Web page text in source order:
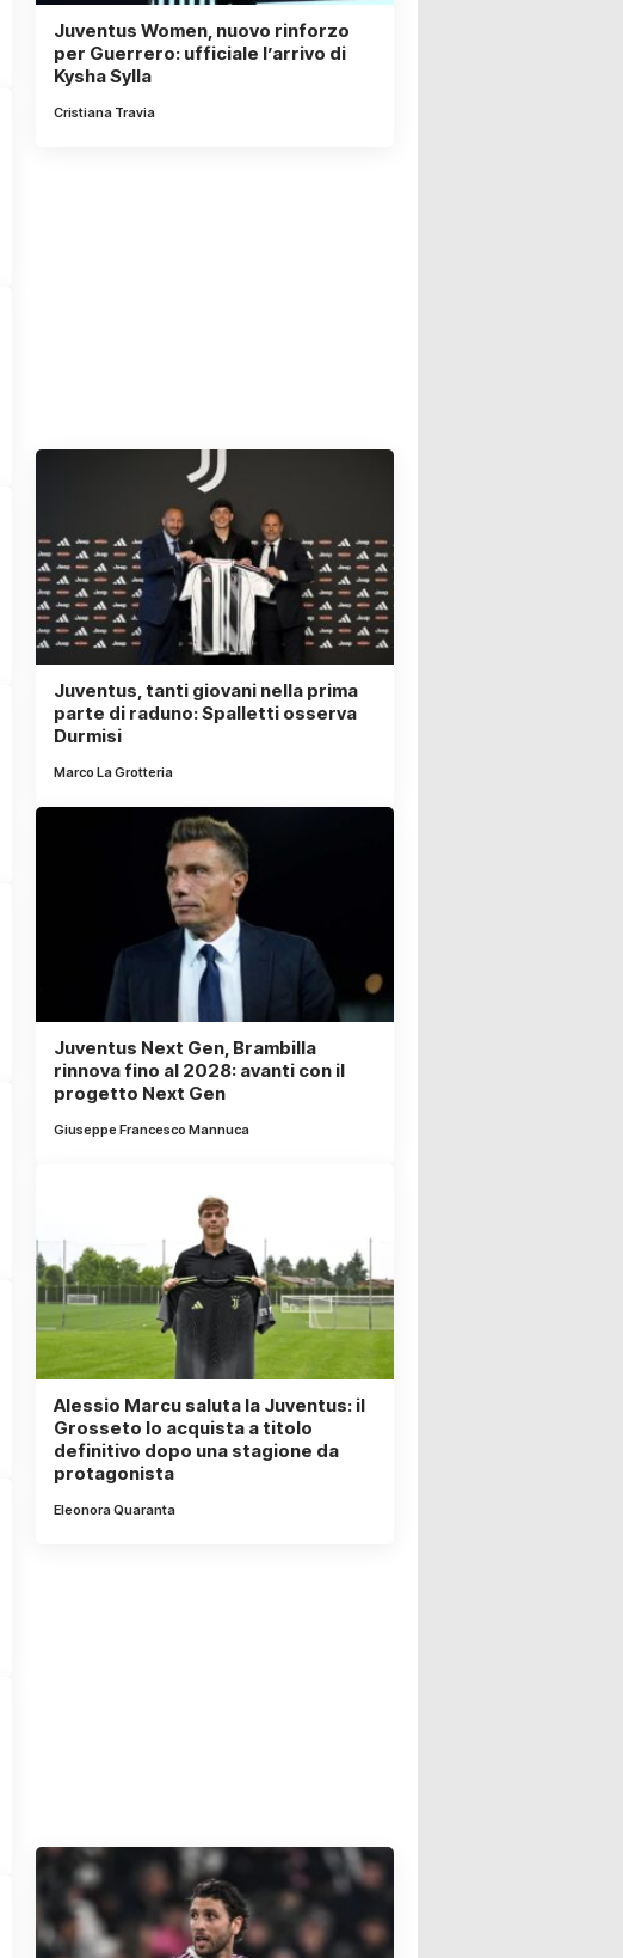
Juventus Women, nuovo rinforzo
per Guerrero: ufficiale l’arrivo di
Kysha Sylla
Cristiana Travia
Juventus, tanti giovani nella prima
parte di raduno: Spalletti osserva
Durmisi
Marco La Grotteria
Juventus Next Gen, Brambilla
rinnova fino al 2028: avanti con il
progetto Next Gen
Giuseppe Francesco Mannuca
Alessio Marcu saluta la Juventus: il
Grosseto lo acquista a titolo
definitivo dopo una stagione da
protagonista
Eleonora Quaranta